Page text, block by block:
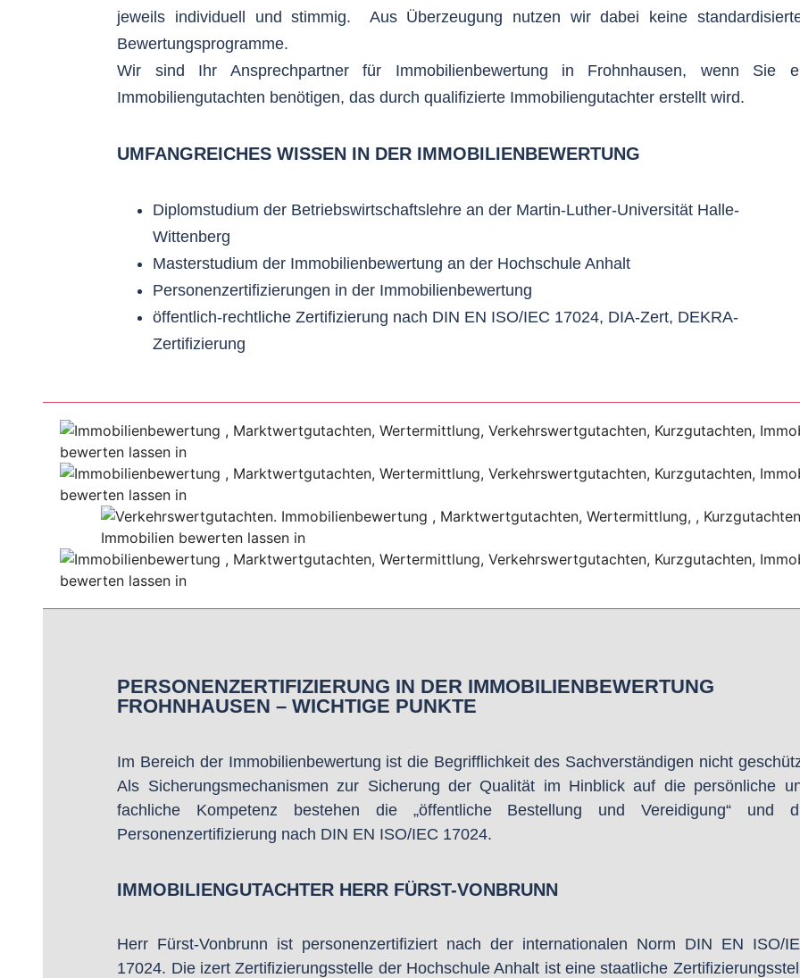
jeweils individuell und stimmig. Aus Überzeugung nutzen wir dabei keine
Bewertungsprogramme.
Wir sind Ihr Ansprechpartner für Immobilienbewertung in Frohnhausen, wenn Sie
Immobiliengutachten benötigen, das durch qualifizierte Immobiliengutachter erstellt wird.
UMFANGREICHES WISSEN IN DER IMMOBILIENBEWERTUNG
Diplomstudium der Betriebswirtschaftslehre an der Martin-Luther-Universität Halle-
Wittenberg
Masterstudium der Immobilienbewertung an der Hochschule Anhalt
Personenzertifizierungen in der Immobilienbewertung
öffentlich-rechtliche Zertifizierung nach DIN EN ISO/IEC 17024, DIA-Zert, DEKRA-
Zertifizierung
PERSONENZERTIFIZIERUNG IN DER IMMOBILIENBEWERTUNG
FROHNHAUSEN – WICHTIGE PUNKTE
Im Bereich der Immobilienbewertung ist die Begrifflichkeit des Sachverständigen nicht
Als Sicherungsmechanismen zur Sicherung der Qualität im Hinblick auf die persönliche
fachliche Kompetenz bestehen die „öffentliche Bestellung und Vereidigung“ und
Personenzertifizierung nach DIN EN ISO/IEC 17024.
IMMOBILIENGUTACHTER HERR FÜRST-VONBRUNN
Herr Fürst-Vonbrunn ist personenzertifiziert nach der internationalen Norm DIN EN ISO/
17024. Die izert Zertifizierungsstelle der Hochschule Anhalt ist eine staatliche